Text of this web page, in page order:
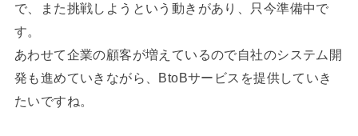
で、また挑戦しようという動きがあり、只今準備中で
す。
あわせて企業の顧客が増えているので自社のシステム開
発も進めていきながら、BtoBサービスを提供していき
たいですね。